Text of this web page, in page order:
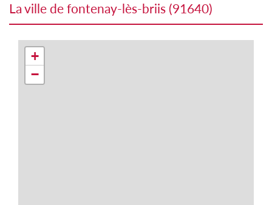
la ville de fontenay-lès-briis (91640)
+
−